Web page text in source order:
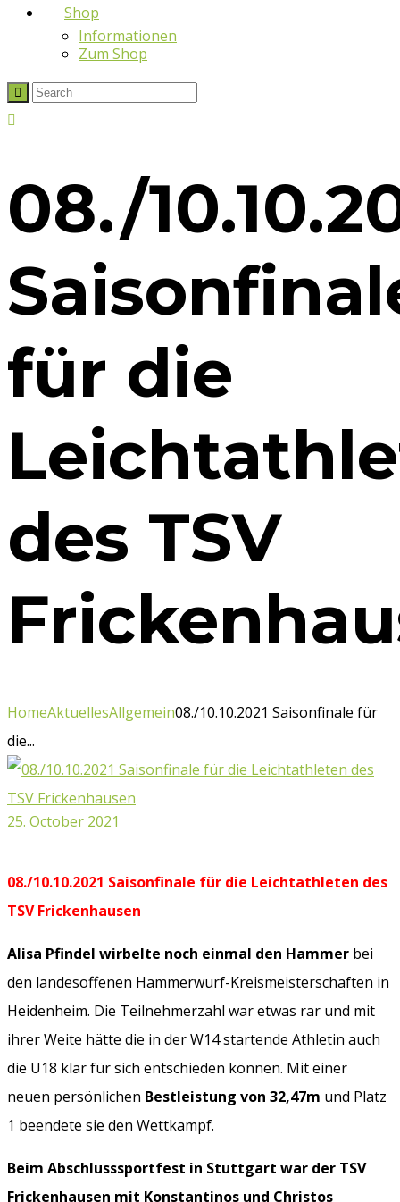
Shop
Informationen
Zum Shop
08./
für die
des TSV
HomeAktuellesAllgemein08./10.10.2021 Saisonfinale für
die...
25. October 2021
08./10.10.2021 Saisonfinale für die Leichtathleten des
TSV Frickenhausen
Alisa Pfindel wirbelte noch einmal den Hammer bei
den landesoffenen Hammerwurf-Kreismeisterschaften in
Heidenheim. Die Teilnehmerzahl war etwas rar und mit
ihrer Weite hätte die in der W14 startende Athletin auch
die U18 klar für sich entschieden können. Mit einer
neuen persönlichen Bestleistung von 32,47m und Platz
1 beendete sie den Wettkampf.
Beim Abschlusssportfest in Stuttgart war der TSV
Frickenhausen mit Konstantinos und Christos